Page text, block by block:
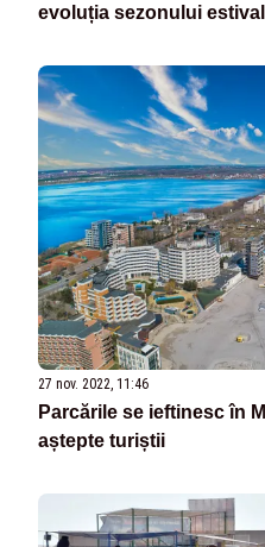
evoluția sezonului
27 nov. 2022, 11:46
Parcările se ieftinesc în
aștepte turiștii